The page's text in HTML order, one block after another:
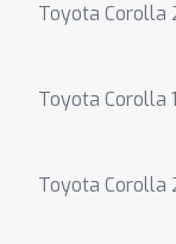
Toyota Corolla
Toyota Corolla
Toyota Corolla